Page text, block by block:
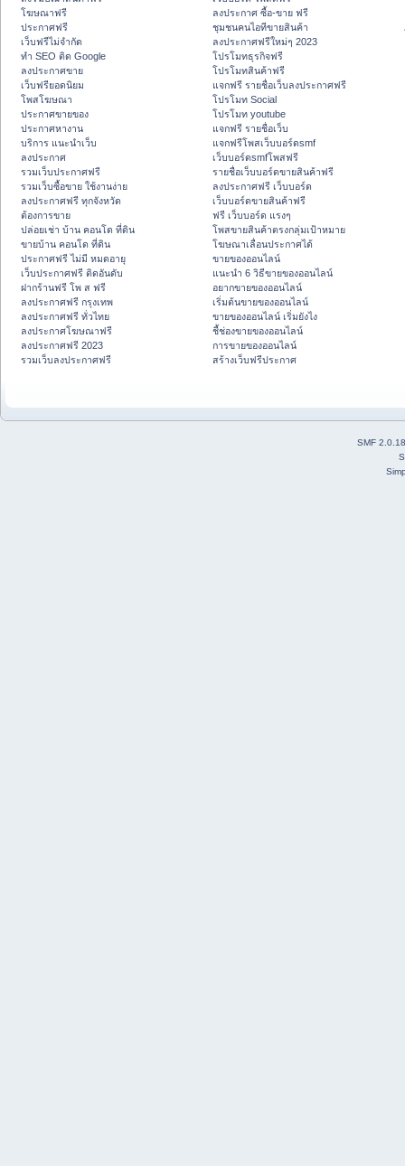
โฆษณาฟรี
ประกาศฟรี
เว็บฟรีไม่จำกัด
ทำ SEO ติด Google
ลงประกาศขาย
เว็บฟรียอดนิยม
โพสโฆษณา
ประกาศขายของ
ประกาศหางาน
บริการ แนะนำเว็บ
ลงประกาศ
รวมเว็บประกาศฟรี
รวมเว็บซื้อขาย ใช้งานง่าย
ลงประกาศฟรี ทุกจังหวัด
ต้องการขาย
ปล่อยเช่า บ้าน คอนโด ที่ดิน
ขายบ้าน คอนโด ที่ดิน
ประกาศฟรี ไม่มี หมดอายุ
เว็บประกาศฟรี ติดอันดับ
ฝากร้านฟรี โพ ส ฟรี
ลงประกาศฟรี กรุงเทพ
ลงประกาศฟรี ทั่วไทย
ลงประกาศโฆษณาฟรี
ลงประกาศฟรี 2023
รวมเว็บลงประกาศฟรี
ลงประกาศ ซื้อ-ขาย ฟรี
ชุมชนคนไอทีขายสินค้า
ลงประกาศฟรีใหม่ๆ 2023
โปรโมทธุรกิจฟรี
โปรโมทสินค้าฟรี
แจกฟรี รายชื่อเว็บลงประกาศฟรี
โปรโมท Social
โปรโมท youtube
แจกฟรี รายชื่อเว็บ
แจกฟรีโพสเว็บบอร์ดsmf
เว็บบอร์ดsmfโพสฟรี
รายชื่อเว็บบอร์ดขายสินค้าฟรี
ลงประกาศฟรี เว็บบอร์ด
เว็บบอร์ดขายสินค้าฟรี
ฟรี เว็บบอร์ด แรงๆ
โพสขายสินค้าตรงกลุ่มเป้าหมาย
โฆษณาเลื่อนประกาศได้
ขายของออนไลน์
แนะนำ 6 วิธีขายของออนไลน์
อยากขายของออนไลน์
เริ่มต้นขายของออนไลน์
ขายของออนไลน์ เริ่มยังไง
ชี้ช่องขายของออนไลน์
การขายของออนไลน์
สร้างเว็บฟรีประกาศ
SMF 2.0.18